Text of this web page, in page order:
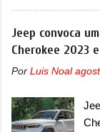
a
Jeep convoca
Cherokee 2023
Por Luis Noal